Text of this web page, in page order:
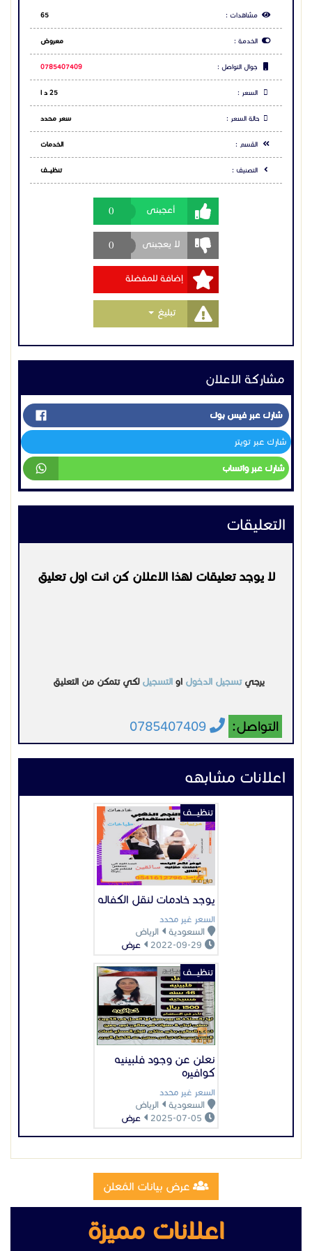
مشاهدات : 65
الخدمة : معروض
جوال التواصل : 0785407409
السعر : 25 د ا
حالة السعر : سعر محدد
القسم : الخدمات
التصنيف : تنظيــــف
أعجبنى 0
لا يعجبنى 0
إضافة للمفضلة
تبليغ Toggle Dropdown
مشاركة الاعلان
شارك عبر فيس بوك
شارك عبر تويتر
شارك عبر واتساب
التعليقات
لا يوجد تعليقات لهذا الاعلان كن انت اول تعليق
يرجيتسجيل الدخول او التسجيل لكي تتمكن من التعليق
التواصل: 0785407409
اعلانات مشابهه
يوجد خادمات لنقل الكفاله
السعر غير محدد
السعودية
الرياض
عرض
تنظيــــف
نعلن عن وجود فلبينيه
كوافيره
السعر غير محدد
السعودية
الرياض
عرض
تنظيــــف
عرض بيانات المُعلن
اعلانات مميزة